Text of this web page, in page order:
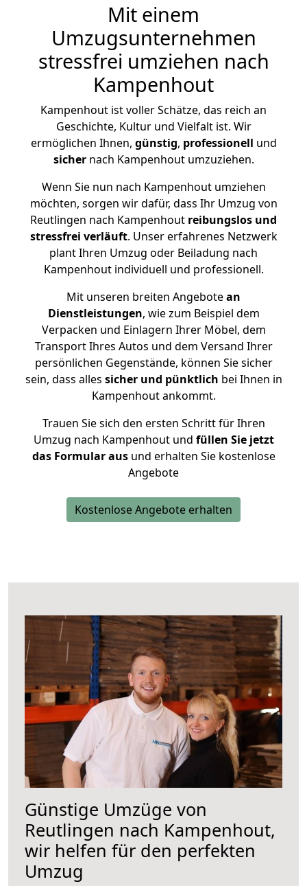
Mit einem
Umzugsunternehmen
stressfrei umziehen nach
Kampenhout
Kampenhout ist voller Schätze, das reich an
Geschichte, Kultur und Vielfalt ist. Wir
ermöglichen Ihnen, günstig, professionell und
sichernach Kampenhout umzuziehen.
Wenn Sie nun nach Kampenhout umziehen
möchten, sorgen wir dafür, dass Ihr Umzug von
Reutlingen nach Kampenhout reibungslos und
stressfrei verläuft. Unser erfahrenes Netzwerk
plant Ihren Umzug oder Beiladung nach
Kampenhout individuell und professionell.
Mit unseren breiten Angebotean
Dienstleistungen, wie zum Beispiel dem
Verpacken und Einlagern Ihrer Möbel, dem
Transport Ihres Autos und dem Versand Ihrer
persönlichen Gegenstände, können Sie sicher
sein, dass alles sicher und pünktlich bei Ihnen in
Kampenhout ankommt.
Trauen Sie sich den ersten Schritt für Ihren
Umzug nach Kampenhout und füllen Sie jetzt
das Formular ausund erhalten Sie kostenlose
Angebote
Kostenlose Angebote erhalten
Günstige Umzüge von
Reutlingen nach Kampenhout,
wir helfen für den perfekten
Umzug